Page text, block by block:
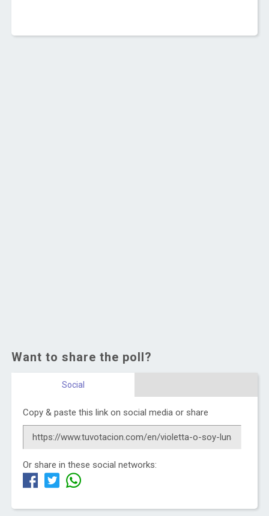
Want to share the poll?
Social
Copy & paste this link on social media or share
Or share in these social networks: